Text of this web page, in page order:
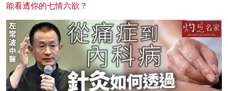
能看透你的七情六欲？